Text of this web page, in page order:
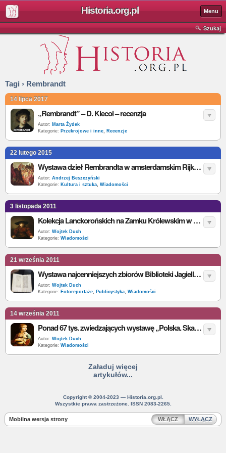
Historia.org.pl Menu
Szukaj
Tagi › Rembrandt
14 lipca 2017
„Rembrandt” – D. Kiecol – recenzja
Autor: Marta Żydek
Kategorie: Przekrojowe i inne, Recenzje
22 lutego 2015
Wystawa dzieł Rembrandta w amsterdamskim Rijksmuseum
Autor: Andrzej Beszczyński
Kategorie: Kultura i sztuka, Wiadomości
3 listopada 2011
Kolekcja Lanckorońskich na Zamku Królewskim w Warszawie
Autor: Wojtek Duch
Kategorie: Wiadomości
21 września 2011
Wystawa najcenniejszych zbiorów Biblioteki Jagiellońskiej [Foto]
Autor: Wojtek Duch
Kategorie: Fotoreportaże, Publicystyka, Wiadomości
14 września 2011
Ponad 67 tys. zwiedzających wystawę „Polska. Skarby i kolekcje...”
Autor: Wojtek Duch
Kategorie: Wiadomości
Załaduj więcej
artykułów...
Copyright © 2004-2023 — Historia.org.pl.
Wszystkie prawa zastrzeżone. ISSN 2083-2265.
Mobilna wersja strony WŁĄCZ WYŁĄCZ